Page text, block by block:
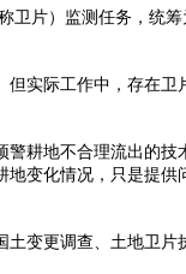
片）监测任务，统
实际工作中，存在
耕地不合理流出的
变化情况，只是提
变更调查、土地卫